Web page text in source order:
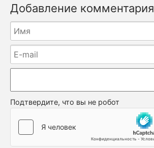
Добавление комментария
Подтвердите, что вы не робот